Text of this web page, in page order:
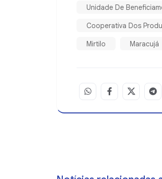
Unidade De
Cooperativa Dos
Mirtilo Maracujá